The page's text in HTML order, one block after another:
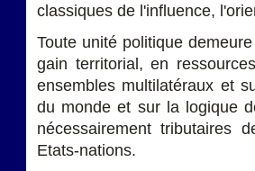
classiques de l'influence,
Toute unité politique
gain territorial, en
ensembles multilatéraux et
du monde et sur la logique
nécessairement tributaires
Etats-nations.